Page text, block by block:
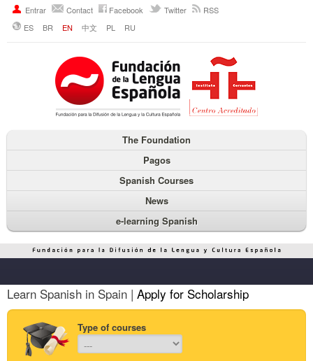
Entrar Contact Facebook Twitter
RSS
ES
BR EN 中文 PL RU
The Foundation
Pagos
Spanish Courses
News
e-learning Spanish
Learn Spanish in Spain | Apply for Scholarship
Type of courses